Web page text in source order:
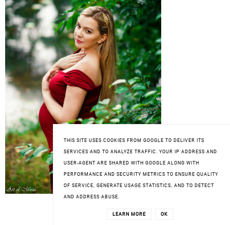
SZUKAJ
THIS SITE USES COOKIES FROM GOOGLE TO DELIVER ITS
SERVICES AND TO ANALYZE TRAFFIC. YOUR IP ADDRESS AND
USER-AGENT ARE SHARED WITH GOOGLE ALONG WITH
PERFORMANCE AND SECURITY METRICS TO ENSURE QUALITY
OF SERVICE, GENERATE USAGE STATISTICS, AND TO DETECT
AND ADDRESS ABUSE.
LEARN MORE OK